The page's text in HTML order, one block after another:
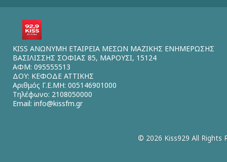
KISS ΑΝΩΝΥΜΗ ΕΤΑΙΡΕΙΑ ΜΕΣΩΝ ΜΑΖΙΚΗΣ ΕΝΗΜΕΡΩΣΗΣ
ΒΑΣΙΛΙΣΣΗΣ ΣΟΦΙΑΣ 85, ΜΑΡΟΥΣΙ, 15124
ΑΦΜ: 095555513
ΔΟΥ: ΚΕΦΟΔΕ ΑΤΤΙΚΗΣ
Αριθμός Γ.Ε.ΜΗ: 005146901000
Τηλέφωνο: 2108050000
Email: info@kissfm.gr
© 2026 Kiss929 All Rights